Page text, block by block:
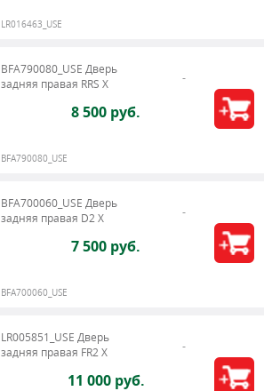
LR016463_USE
BFA790080_USE Дверь
задняя правая RRS X
8 500 руб.
BFA790080_USE
BFA700060_USE Дверь
задняя правая D2 X
7 500 руб.
BFA700060_USE
LR005851_USE Дверь
задняя правая FR2 X
11 000 руб.